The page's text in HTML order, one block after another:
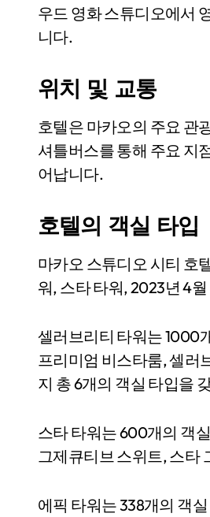
우드 영화 스튜디오에서
니다.
위치 및 교통
호텔은 마카오의 주요 관
셔틀버스를 통해 주요 지
어납니다.
호텔의 객실 타입
마카오 스튜디오 시티 호
워, 스타 타워, 2023년 4
셀러브리티 타워는 1000
프리미엄 비스타룸, 셀러
지 총 6개의 객실 타입을
스타 타워는 600개의 객
그제큐티브 스위트, 스타
에픽 타워는 338개의 객